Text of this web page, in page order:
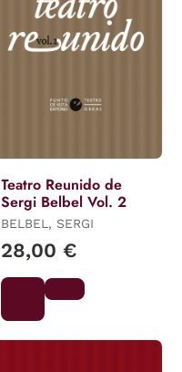
Teatro Reunido de
Sergi Belbel Vol. 2
BELBEL, SERGI
28,00 €